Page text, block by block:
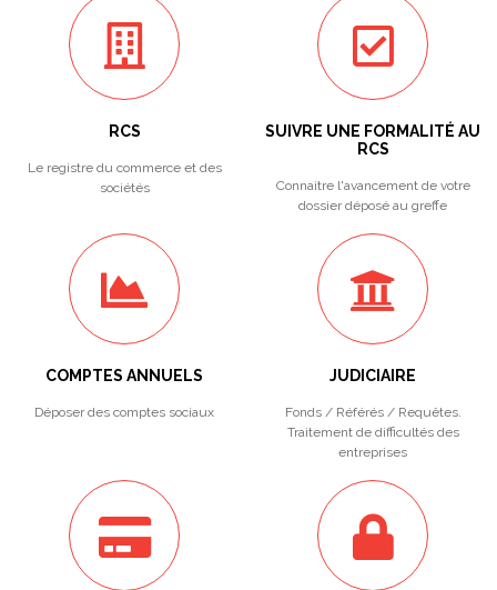
RCS
Le registre du commerce et des
sociétés
SUIVRE UNE FORMALITÉ AU
RCS
Connaitre l'avancement de votre
dossier déposé au greffe
COMPTES ANNUELS
Déposer des comptes sociaux
JUDICIAIRE
Fonds / Référés / Requêtes.
Traitement de difficultés des
entreprises